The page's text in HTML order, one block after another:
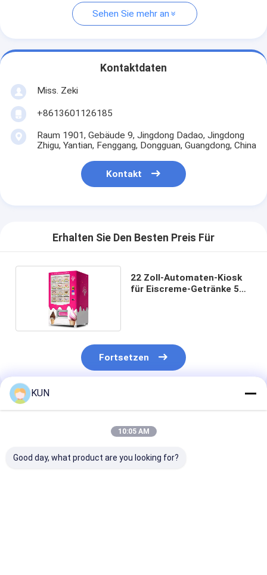
Sehen Sie mehr an
Kontaktdaten
Miss. Zeki
+8613601126185
Raum 1901, Gebäude 9, Jingdong Dadao, Jingdong
Zhigu, Yantian, Fenggang, Dongguan, Guangdong, China
Kontakt
Erhalten Sie Den Besten Preis Für
22 Zoll-Automaten-Kiosk
für Eiscreme-Getränke 540
Fortsetzen
Empfohlene Produkte
KUN
10:05 AM
Good day, what product are you looking for?